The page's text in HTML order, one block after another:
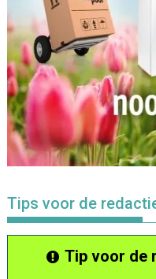
Tips voor de
Tip voor de